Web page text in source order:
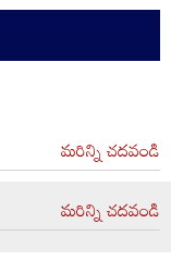
మరిన్ని చదవండి
మరిన్ని చదవండి